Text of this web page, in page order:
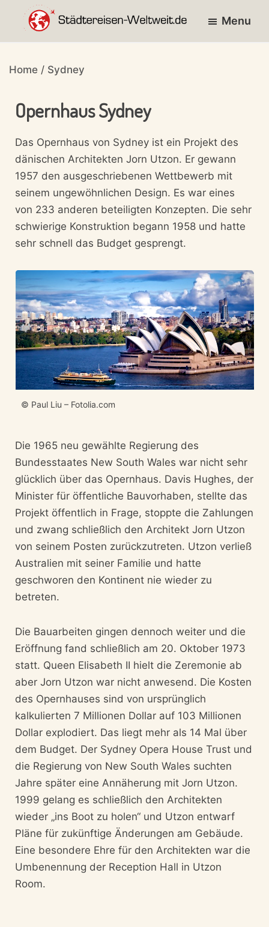
primary
main
footer
WELTWEIT.DE
entdecke
Städte
Welt!
Menu
Home / Sydney
Opernhaus Sydney
Das Opernhaus von Sydney ist ein Projekt des
dänischen Architekten Jorn Utzon. Er gewann
1957 den ausgeschriebenen Wettbewerb mit
seinem ungewöhnlichen Design. Es war eines
von 233 anderen beteiligten Konzepten. Die sehr
schwierige Konstruktion begann 1958 und hatte
sehr schnell das Budget gesprengt.
© Paul Liu – Fotolia.com
Die 1965 neu gewählte Regierung des
Bundesstaates New South Wales war nicht sehr
glücklich über das Opernhaus. Davis Hughes, der
Minister für öffentliche Bauvorhaben, stellte das
Projekt öffentlich in Frage, stoppte die Zahlungen
und zwang schließlich den Architekt Jorn Utzon
von seinem Posten zurückzutreten. Utzon verließ
Australien mit seiner Familie und hatte
geschworen den Kontinent nie wieder zu
betreten.
Die Bauarbeiten gingen dennoch weiter und die
Eröffnung fand schließlich am 20. Oktober 1973
statt. Queen Elisabeth II hielt die Zeremonie ab
aber Jorn Utzon war nicht anwesend. Die Kosten
des Opernhauses sind von ursprünglich
kalkulierten 7 Millionen Dollar auf 103 Millionen
Dollar explodiert. Das liegt mehr als 14 Mal über
dem Budget. Der Sydney Opera House Trust und
die Regierung von New South Wales suchten
Jahre später eine Annäherung mit Jorn Utzon.
1999 gelang es schließlich den Architekten
wieder „ins Boot zu holen“ und Utzon entwarf
Pläne für zukünftige Änderungen am Gebäude.
Eine besondere Ehre für den Architekten war die
Umbenennung der Reception Hall in Utzon
Room.